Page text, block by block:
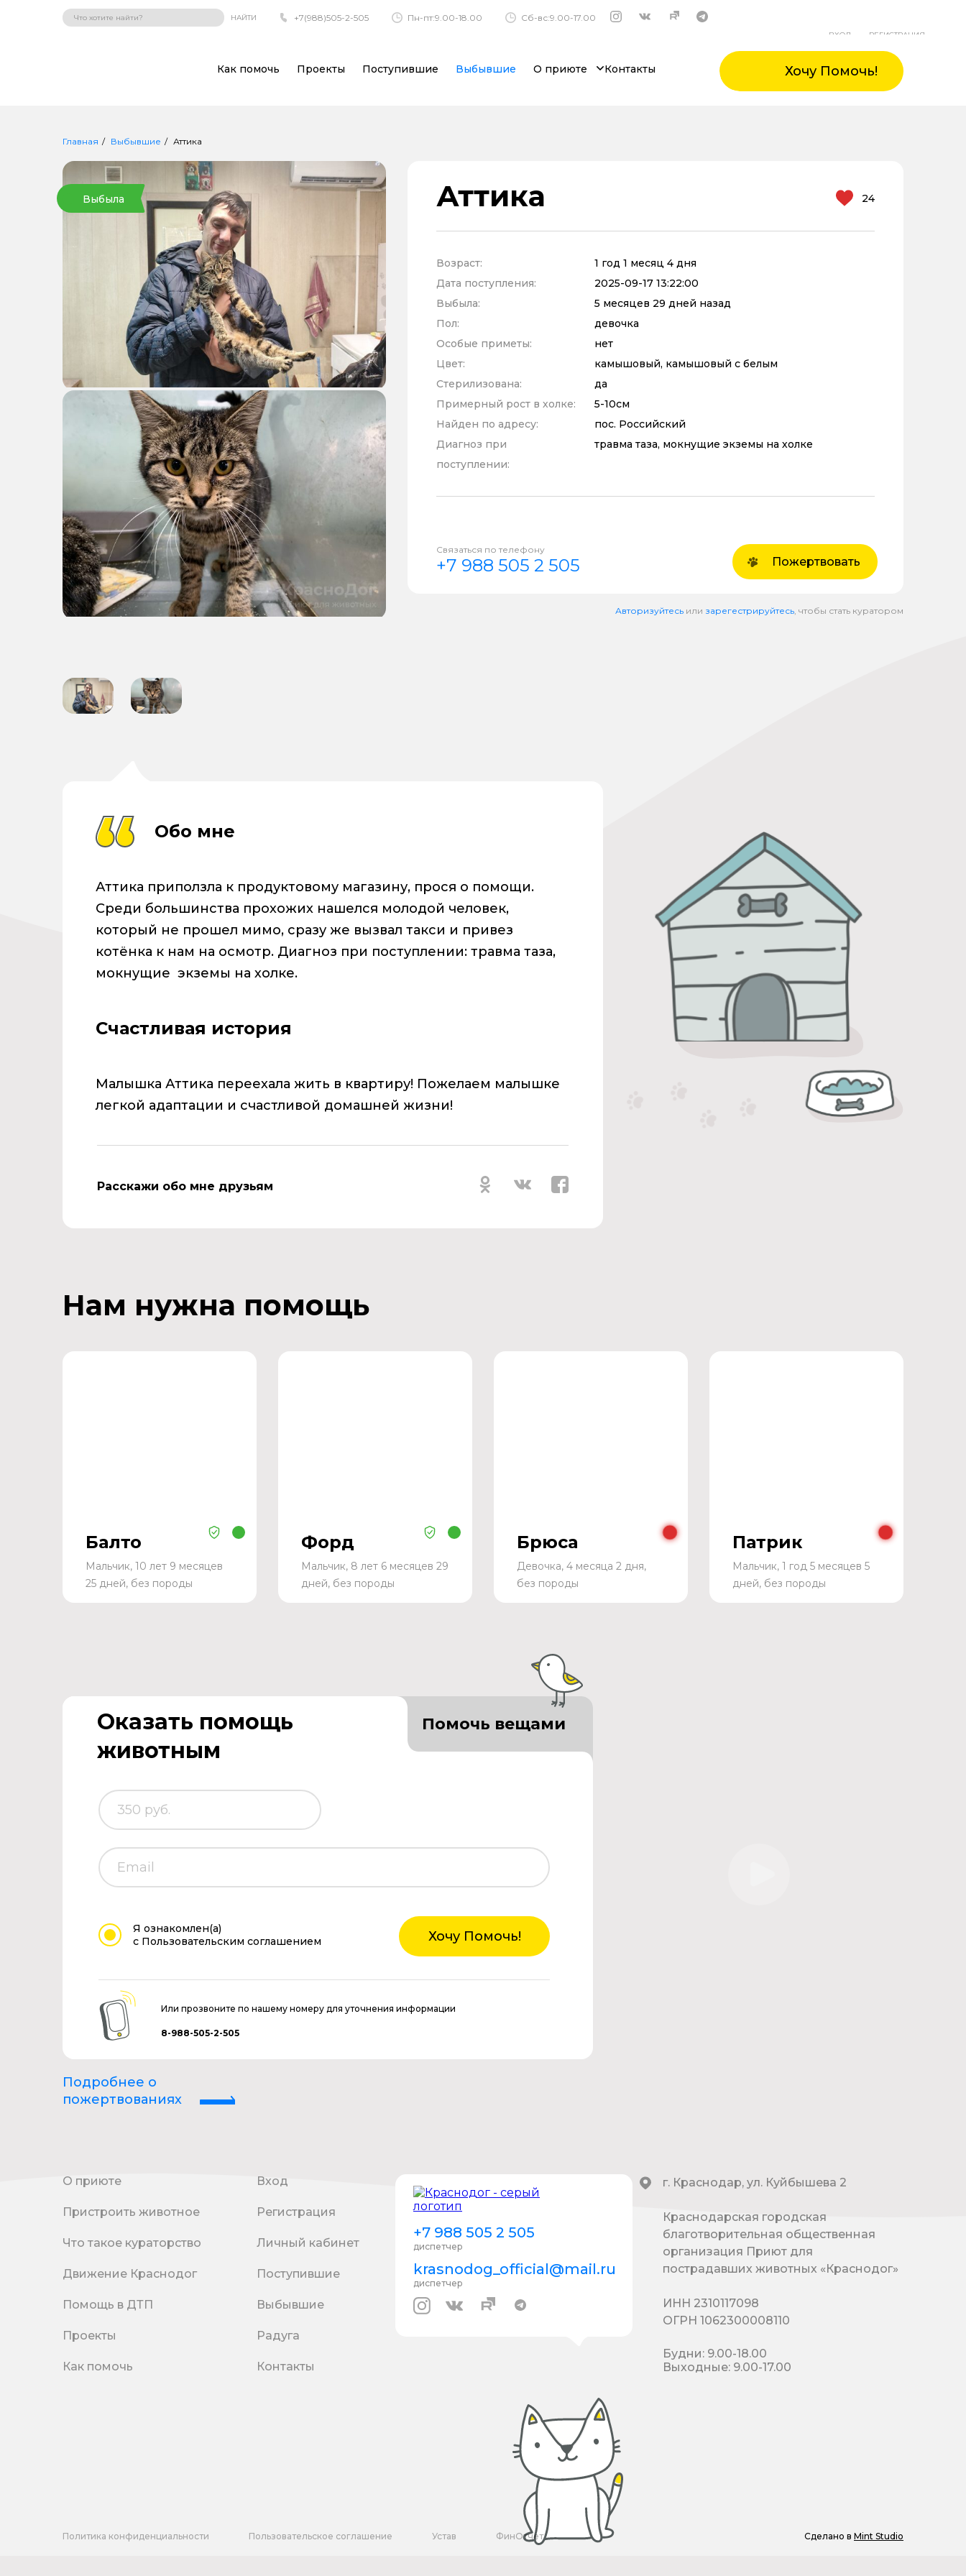
НАЙТИ +7(988)505-2-505 Пн-пт:9.00-18.00 Сб-вс:9.00-17.00
ВХОД РЕГИСТРАЦИЯ
Как помочь Проекты Поступившие Выбывшие О приюте Контакты Хочу Помочь!
Главная Выбывшие Аттика
Выбыла Аттика 24
Возраст:
1 год 1 месяц 4 дня
Дата поступления:
2025-09-17 13:22:00
Выбыла:
5 месяцев 29 дней назад
Пол:
девочка
Особые приметы:
нет
Цвет:
камышовый, камышовый с белым
Стерилизована:
да
Примерный рост в холке:
5-10см
Найден по адресу:
пос. Российский
Диагноз при
поступлении:
травма таза, мокнущие экземы на холке
Связаться по телефону
+7 988 505 2 505 Пожертвовать
Авторизуйтесь или зарегестрируйтесь , чтобы стать куратором
Обо мне
Аттика приползла к продуктовому магазину, прося о помощи.
Среди большинства прохожих нашелся молодой человек,
который не прошел мимо, сразу же вызвал такси и привез
котёнка к нам на осмотр. Диагноз при поступлении: травма таза,
мокнущие экземы на холке.
Счастливая история
Малышка Аттика переехала жить в квартиру! Пожелаем малышке
легкой адаптации и счастливой домашней жизни!
Расскажи обо мне друзьям
Нам нужна помощь
Балто
Мальчик, 10 лет 9 месяцев
25 дней, без породы
Форд
Мальчик, 8 лет 6 месяцев 29
дней, без породы
Брюса
Девочка, 4 месяца 2 дня,
без породы
Патрик
Мальчик, 1 год 5 месяцев 5
дней, без породы
Оказать помощь
животным
Помочь вещами
Я ознакомлен(а)
с Пользовательским соглашением
Хочу Помочь!
Или прозвоните по нашему номеру для уточнения информации
8-988-505-2-505
Подробнее о
пожертвованиях
О приюте
Пристроить животное
Что такое кураторство
Движение Краснодог
Помощь в ДТП
Проекты
Как помочь
Вход
Регистрация
Личный кабинет
Поступившие
Выбывшие
Радуга
Контакты
+7 988 505 2 505
диспетчер
krasnodog_official@mail.ru
диспетчер
г. Краснодар, ул. Куйбышева 2
Краснодарская городская
благотворительная общественная
организация Приют для
пострадавших животных «Краснодог»
ИНН 2310117098
ОГРН 1062300008110
Будни: 9.00-18.00
Выходные: 9.00-17.00
Политика конфиденциальности Пользовательское соглашение Устав ФинОтчет Сделано в Mint Studio